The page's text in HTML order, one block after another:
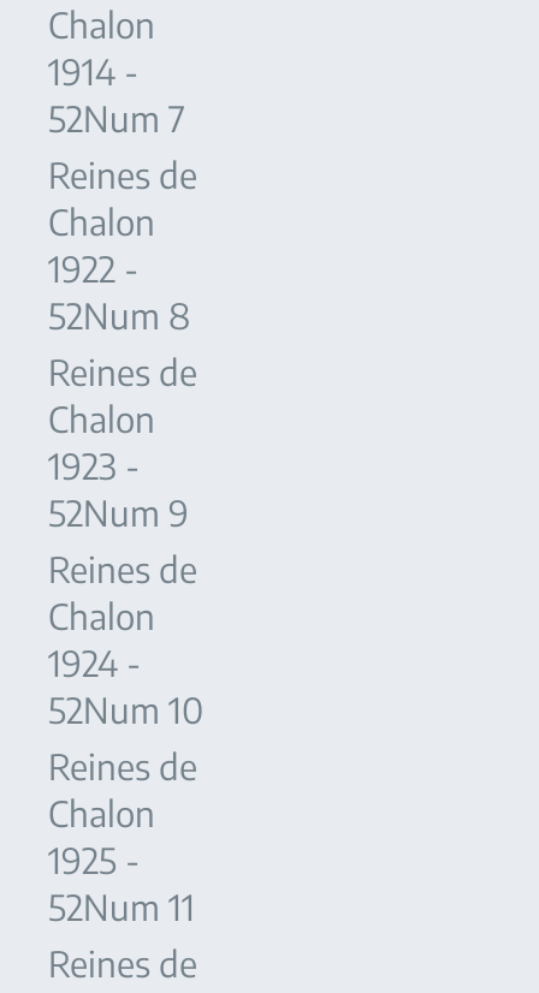
Chalon
1914 -
52Num 7
Reines de
Chalon
1922 -
52Num 8
Reines de
Chalon
1923 -
52Num 9
Reines de
Chalon
1924 -
52Num 10
Reines de
Chalon
1925 -
52Num 11
Reines de